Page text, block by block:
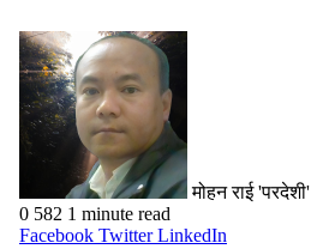
मोहन राई 'परदेशी'
0 582 1 minute read
Facebook Twitter LinkedIn